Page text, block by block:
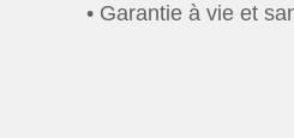
• Garantie à vie et